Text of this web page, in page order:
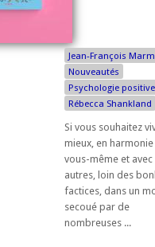
Jean-François
Nouveautés
Psychologie positive
Rébecca Shankland
Si vous souhaitez
mieux, en harmonie
vous-même et avec
autres, loin des
factices, dans un
secoué par de
nombreuses ...